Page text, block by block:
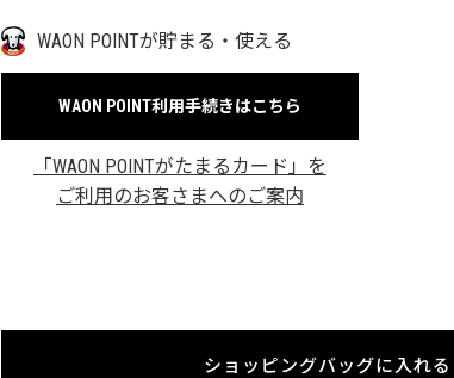
WAON POINTが貯まる・使える
WAON POINT利用手続きはこちら
「WAON POINTがたまるカード」を
ご利用のお客さまへのご案内
ショッピングバッグに入れる